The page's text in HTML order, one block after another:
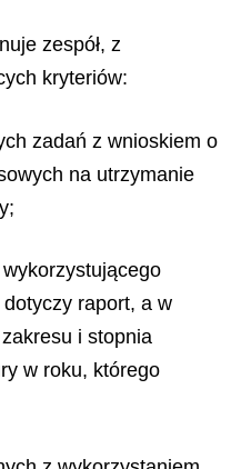
zespół, z
kryteriów:
zadań z wnioskiem o
na utrzymanie
raport, a w
i stopnia
w roku, którego